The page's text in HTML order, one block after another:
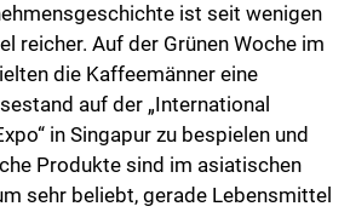
ist seit wenigen
reicher. Auf der Grünen Woche im
die Kaffeemänner eine
auf der „International
in Singapur zu bespielen und
Produkte sind im asiatischen
sehr beliebt, gerade Lebensmittel